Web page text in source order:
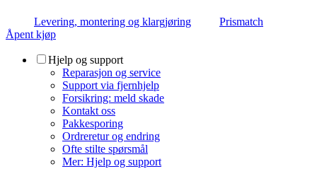
Levering, montering og klargjøring
Prismatch
Åpent kjøp
Hjelp og support
Reparasjon og service
Support via fjernhjelp
Forsikring: meld skade
Kontakt oss
Pakkesporing
Ordreretur og endring
Ofte stilte spørsmål
Mer: Hjelp og support